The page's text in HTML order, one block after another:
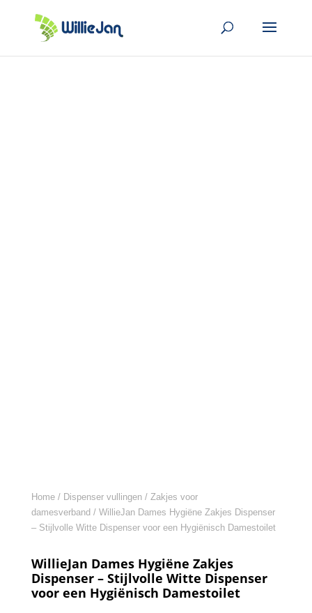
Home/ Dispenser vullingen/ Zakjes voor
damesverband / WillieJan Dames Hygiëne Zakjes Dispenser
– Stijlvolle Witte Dispenser voor een Hygiënisch Damestoilet
WillieJan Dames Hygiëne Zakjes
Dispenser – Stijlvolle Witte Dispenser
voor een Hygiënisch Damestoilet